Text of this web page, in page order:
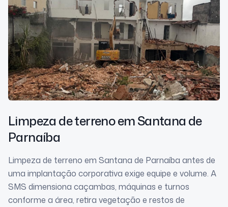
Limpeza de terrenoem Santana de
Parnaíba
Limpeza de terreno em Santana de Parnaíba antes de
uma implantação corporativa exige equipe e volume. A
SMS dimensiona caçambas, máquinas e turnos
conforme a área, retira vegetação e restos de